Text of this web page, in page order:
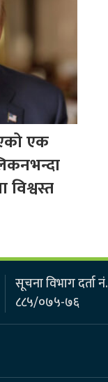
एक
विश्वस्त
सूचना विभाग दर्ता नं.
८८५/०७५-७६